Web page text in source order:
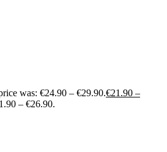
was: €24.90 – €29.90.€21.90 –
– €26.90.